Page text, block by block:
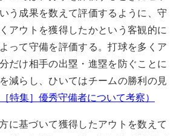
う成果を数えて評価するように、守
アウトを獲得したかという客観的に
って守備を評価する。打球を多くア
だけ相手の出塁・進塁を防ぐことに
減らし、ひいてはチームの勝利の見
［特集］優秀守備者について考察）
に基づいて獲得したアウトを数えて